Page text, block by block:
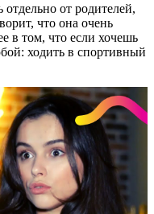
от родителей,
что она очень
в том, что если хочешь
ходить в спортивный